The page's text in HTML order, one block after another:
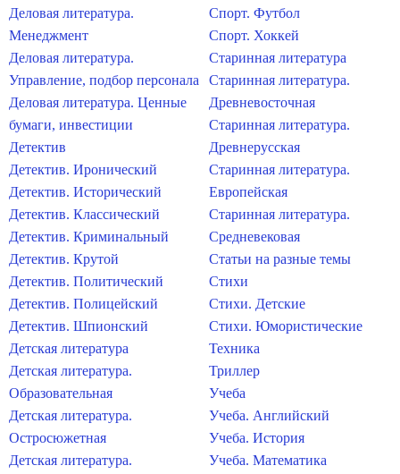
Деловая литература.
Менеджмент
Деловая литература.
Управление, подбор персонала
Деловая литература. Ценные
бумаги, инвестиции
Детектив
Детектив. Иронический
Детектив. Исторический
Детектив. Классический
Детектив. Криминальный
Детектив. Крутой
Детектив. Политический
Детектив. Полицейский
Детектив. Шпионский
Детская литература
Детская литература.
Образовательная
Детская литература.
Остросюжетная
Детская литература.
Спорт. Футбол
Спорт. Хоккей
Старинная литература
Старинная литература.
Древневосточная
Старинная литература.
Древнерусская
Старинная литература.
Европейская
Старинная литература.
Средневековая
Статьи на разные темы
Стихи
Стихи. Детские
Стихи. Юмористические
Техника
Триллер
Учеба
Учеба. Английский
Учеба. История
Учеба. Математика